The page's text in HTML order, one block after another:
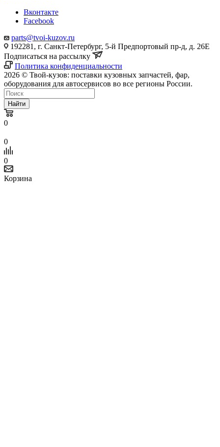
Вконтакте
Facebook
parts@tvoi-kuzov.ru
192281, г. Санкт-Петербург, 5-й Предпортовый пр-д, д. 26Е
Подписаться на рассылку
Политика конфиденциальности
2026 © Твой-кузов: поставки кузовных запчастей, фар,
оборудования для автосервисов во все регионы России.
Найти
0
0
0
Корзина